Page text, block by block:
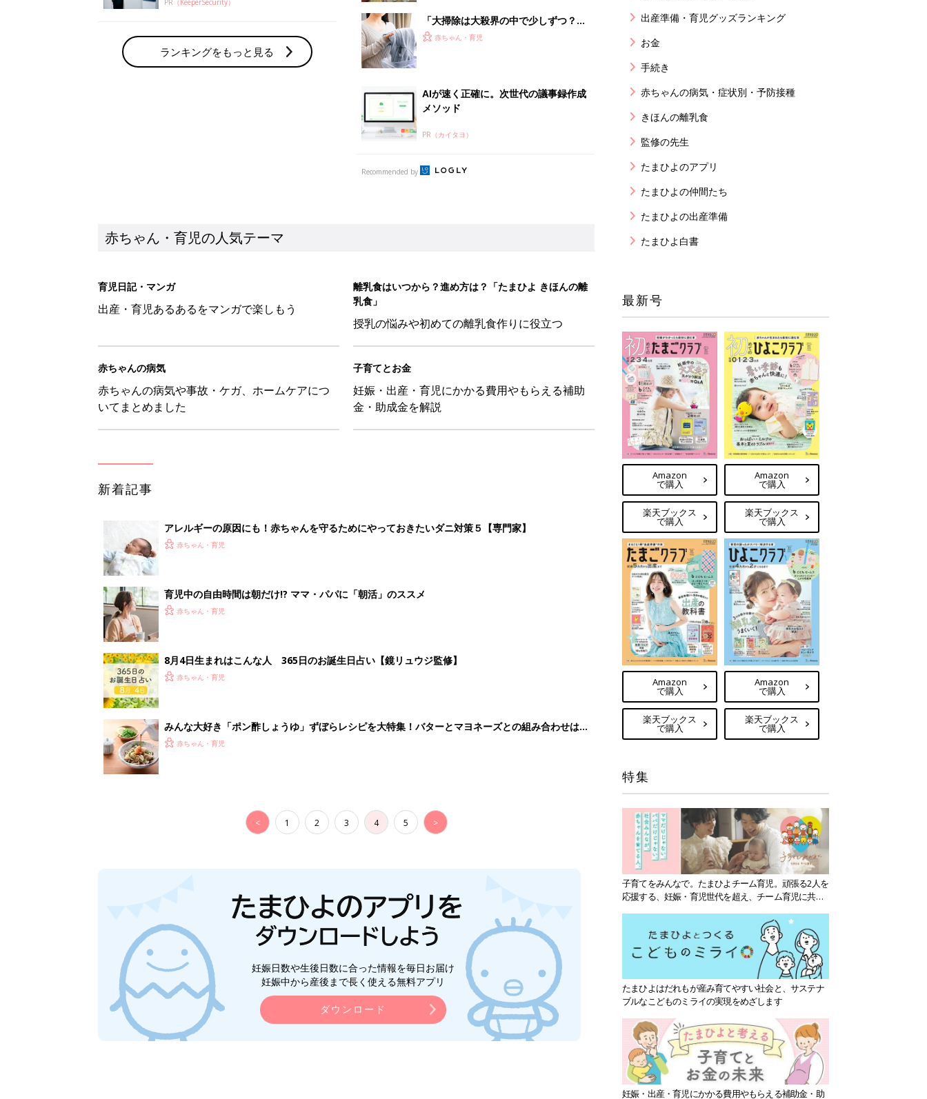
赤ちゃん・育児の人気テーマ
育児日記・マンガ
離乳食はいつから？進め方は？「たまひよ きほんの離
授乳の悩みや初めての離乳食作りに役立つ
子育てとお金
妊娠・出産・育児にかかる費用やもらえる補助
金・助成金を解説
アレルギーの原因にも！赤ちゃんを守るためにやっておきたいダニ対策５【専門家】
赤ちゃん・育児
育児中の自由時間は朝だけ!? ママ・パパに「朝活」のススメ
赤ちゃん・育児
8月4日生まれはこんな人 365日のお誕生日占い【鏡リュウジ監修】
< 1 2 3 4 5
出産準備・育児グッズランキング
お金
手続き
赤ちゃんの病気・症状別・予防接種
きほんの離乳食
監修の先生
たまひよのアプリ
たまひよの仲間たち
たまひよの出産準備
たまひよ白書
最新号
Amazon
で購入
楽天ブックス
で購入
Amazon
で購入
楽天ブックス
で購入
Amazon
で購入
楽天ブックス
で購入
Amazon
で購入
楽天ブックス
で購入
特集
子育てをみんなで。たまひよチーム育児。頑張る2人を
応援する、妊娠・育児世代を超え、チーム育児に共感
たまひよはだれもが産み育てやすい社会と、サステナ
ブルなこどものミライの実現をめざします
妊娠・出産・育児にかかる費用やもらえる補助金・助